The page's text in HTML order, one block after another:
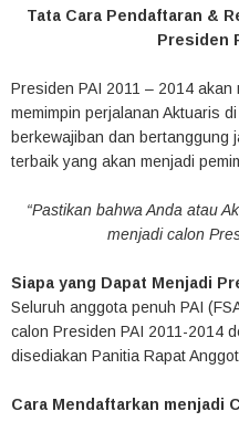
Tata Cara Pendaftaran &
Presiden
Presiden PAI 2011 – 2014
memimpin perjalanan Aktuaris
berkewajiban dan bertanggung
terbaik yang akan menjadi
“Pastikan bahwa Anda atau
menjadi calon
Siapa yang Dapat Menjadi
Seluruh anggota penuh PAI
calon Presiden PAI 2011-2014
disediakan Panitia Rapat
Cara Mendaftarkan menjadi